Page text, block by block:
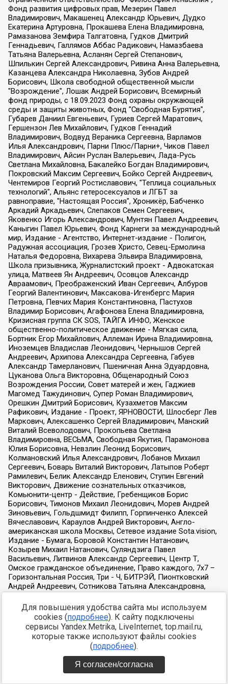
Для повышения удобства сайта мы используем
cookies (подробнее). К сайту подключены
сервисы Yandex.Metrika, LiveInternet, top.mail.ru,
которые также используют файлы cookies
(подробнее).
Я согласен/согласна